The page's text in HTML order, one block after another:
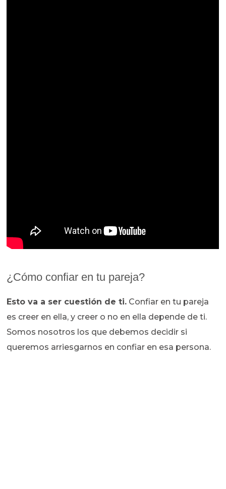
¿Cómo confiar en tu pareja?
Esto va a ser cuestión de ti. Confiar en tu pareja
es creer en ella, y creer o no en ella depende de ti.
Somos nosotros los que debemos decidir si
queremos arriesgarnos en confiar en esa persona.